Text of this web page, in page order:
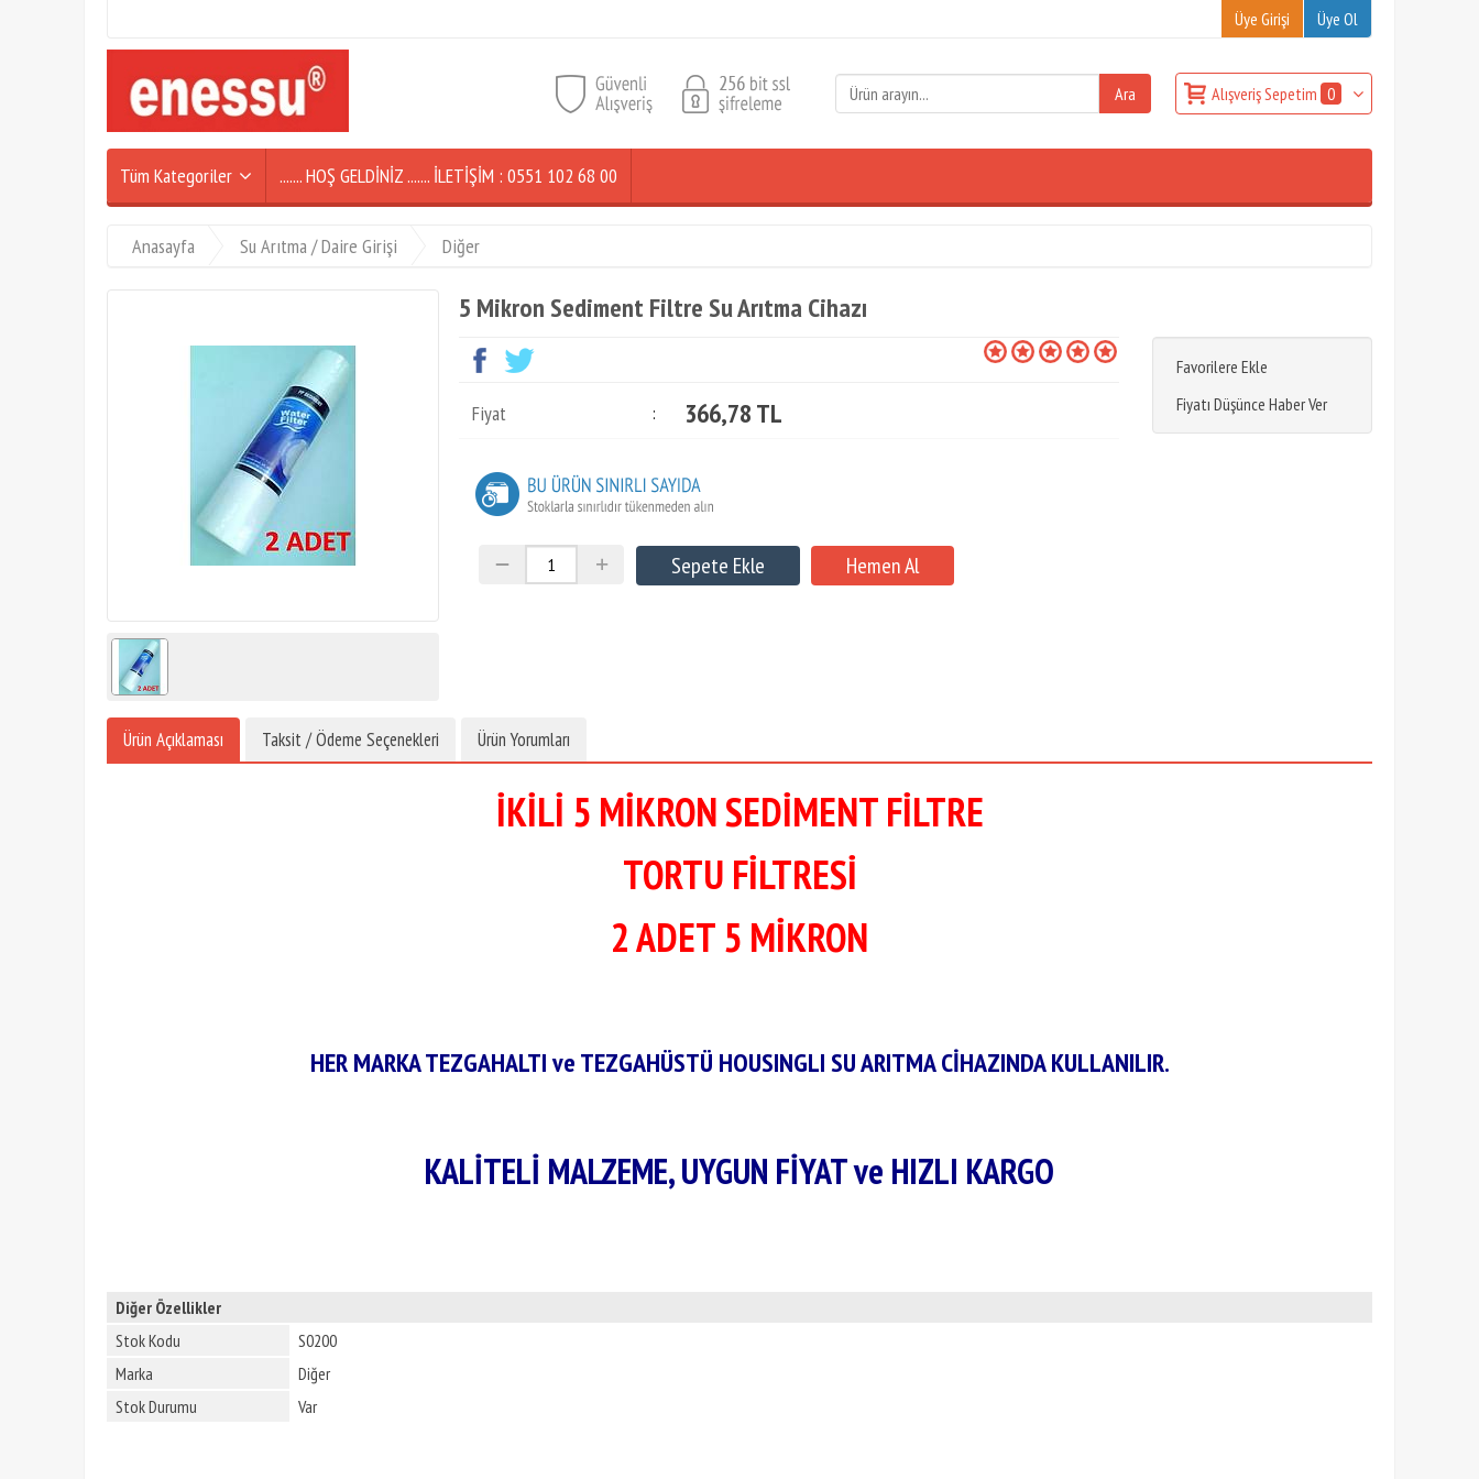
Üye Girişi Üye Ol
Alışveriş Sepetim 0
Tüm Kategoriler ....... HOŞ GELDİNİZ ....... İLETİŞİM : 0551 102 68 00
Anasayfa Su Arıtma / Daire Girişi Diğer
5 Mikron Sediment Filtre Su Arıtma Cihazı
Favorilere Ekle
Fiyatı Düşünce Haber Ver
Fiyat : 366,78 TL
Ürün Açıklaması Taksit / Ödeme Seçenekleri Ürün Yorumları
İKİLİ 5 MİKRON SEDİMENT FİLTRE
TORTU FİLTRESİ
2 ADET 5 MİKRON
HER MARKA TEZGAHALTI ve TEZGAHÜSTÜ HOUSINGLI SU ARITMA CİHAZINDA KULLANILIR.
KALİTELİ MALZEME, UYGUN FİYAT ve HIZLI KARGO
Diğer Özellikler
Stok Kodu
S0200
Marka
Diğer
Stok Durumu
Var